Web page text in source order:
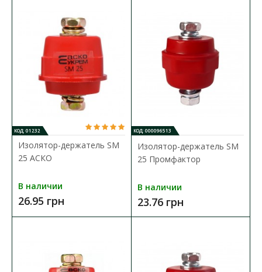
Промфактор
Доступность: В наличии
Ступенчатые изоляторы SJ от ТМ "PF" применяются для
крепления токопроводящих шин внутри корпуса или ..
408.24 грн
В КОРЗИНУ
В закладки
КОД: 01232
Изолятор-держатель SM
25 АСКО
В наличии
26.95 грн
КОД: 000096513
Изолятор-держатель SM
25 Промфактор
В наличии
23.76 грн